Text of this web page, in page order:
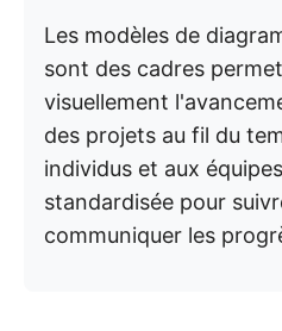
Les modèles de
sont des cadres
visuellement
des projets au fil du
individus et aux
standardisée pour
communiquer les